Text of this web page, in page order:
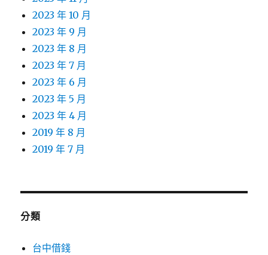
2023 年 10 月
2023 年 9 月
2023 年 8 月
2023 年 7 月
2023 年 6 月
2023 年 5 月
2023 年 4 月
2019 年 8 月
2019 年 7 月
分類
台中借錢